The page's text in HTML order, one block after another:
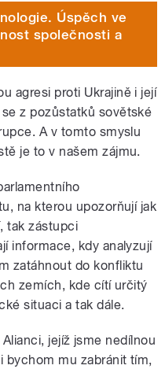
Úspěch ve
společnosti a
agresi proti Ukrajině i její
z pozůstatků sovětské
A v tomto smyslu
je to v našem zájmu.
na kterou upozorňují jak
tak zástupci
informace, kdy analyzují
zatáhnout do konfliktu
zemích, kde cítí určitý
situaci a tak dále.
jejíž jsme nedílnou
bychom mu zabránit tím,